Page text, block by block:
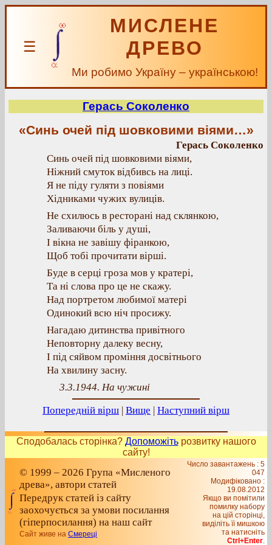
☰
МИСЛЕНЕ
ДРЕВО
Ми робимо Україну – українською!
Герась Соколенко
«Синь очей під шовковими віями…»
Герась Соколенко
Синь очей під шовковими віями,
Ніжний смуток відбивсь на лиці.
Я не піду гуляти з повіями
Хідниками чужих вулиців.
Не схилюсь в ресторані над склянкою,
Заливаючи біль у душі,
І вікна не завішу фіранкою,
Щоб тобі прочитати вірші.
Буде в серці гроза мов у кратері,
Та ні слова про це не скажу.
Над портретом любимої матері
Одинокий всю ніч просижу.
Нагадаю дитинства привітного
Неповторну далеку весну,
І під сяйвом проміння досвітнього
На хвилину засну.
3.3.1944. На чужині
Попередній вірш | Вище | Наступний вірш
Сподобалась сторінка? Допоможітьрозвитку нашого
сайту!
© 1999 – 2026 Група «Мисленого
древа», автори статей
Передрук статей із сайту
заохочується за умови посилання
(гіперпосилання) на наш сайт
Сайт живе на Смереці
Число завантажень : 5
047
Модифіковано :
19.08.2012
Якщо ви помітили
помилку набору
на цiй сторiнцi,
видiлiть її мишкою
та натисніть
Ctrl+Enter.